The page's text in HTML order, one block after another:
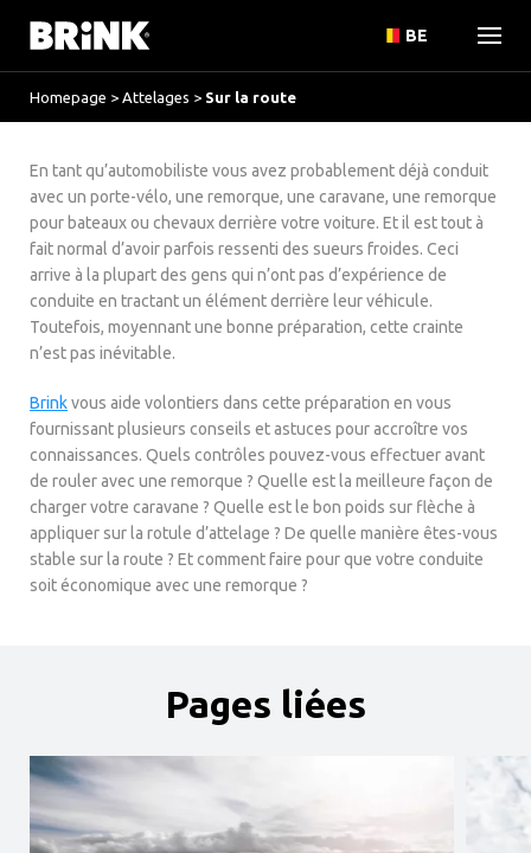
BE
Homepage > Attelages > Sur la route
En tant qu’automobiliste vous avez probablement déjà conduit
avec un porte-vélo, une remorque, une caravane, une remorque
pour bateaux ou chevaux derrière votre voiture. Et il est tout à
fait normal d’avoir parfois ressenti des sueurs froides. Ceci
arrive à la plupart des gens qui n’ont pas d’expérience de
conduite en tractant un élément derrière leur véhicule.
Toutefois, moyennant une bonne préparation, cette crainte
n’est pas inévitable.
Brinkvous aide volontiers dans cette préparation en vous
fournissant plusieurs conseils et astuces pour accroître vos
connaissances. Quels contrôles pouvez-vous effectuer avant
de rouler avec une remorque ? Quelle est la meilleure façon de
charger votre caravane ? Quelle est le bon poids sur flèche à
appliquer sur la rotule d’attelage ? De quelle manière êtes-vous
stable sur la route ? Et comment faire pour que votre conduite
soit économique avec une remorque ?
Pages liées